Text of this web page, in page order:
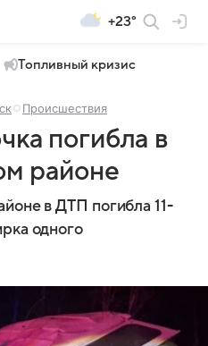
+23°
Топливный кризис
Происшествия
погибла в
районе
в ДТП погибла 11-
одного